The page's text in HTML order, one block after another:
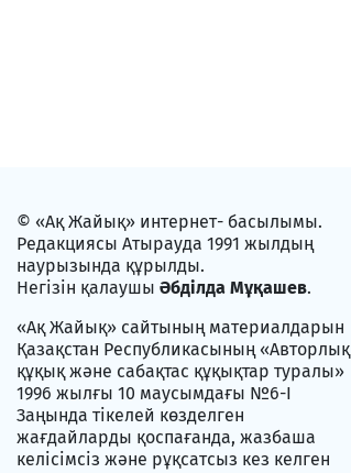
© «Ақ Жайық» интернет- басылымы.
Редакциясы Атырауда 1991 жылдың
наурызында құрылды.
Негізін қалаушы Әбділда Мұқашев.
«Ақ Жайық» сайтының материалдарын
Қазақстан Республикасының «Авторлық
құқық және сабақтас құқықтар туралы»
1996 жылғы 10 маусымдағы №6-I
Заңында тікелей көзделген
жағдайларды қоспағанда, жазбаша
келісімсіз және рұқсатсыз кез келген